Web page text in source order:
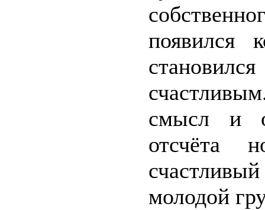
появился
смысл и
отсчёта
молодой